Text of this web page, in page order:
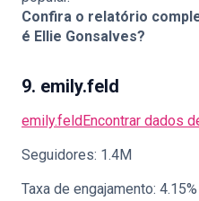
Confira o relatório
é Ellie Gonsalves?
9. emily.feld
emily.feldEncontrar dados
Seguidores: 1.4M
Taxa de engajamento: 4.15%